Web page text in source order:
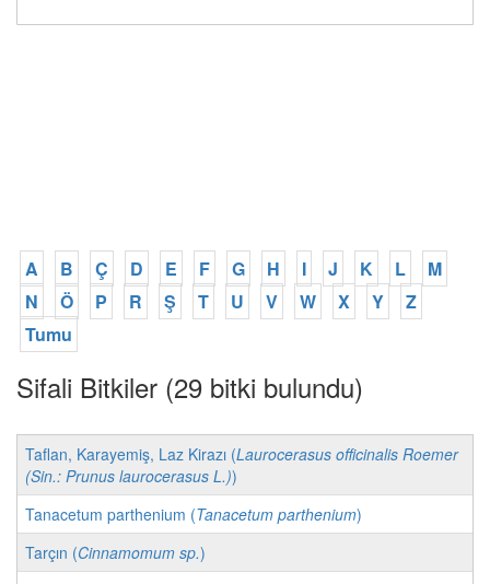
A B Ç D E F G H I J K L
M
N
Ö P R Ş T U V W X Y
Z
Tumu
Sifali Bitkiler (29 bitki bulundu)
Taflan, Karayemiş, Laz Kirazı (Laurocerasus officinalis Roemer
(Sin.: Prunus laurocerasus L.))
Tanacetum parthenium (Tanacetum parthenium)
Tarçın (Cinnamomum sp.)